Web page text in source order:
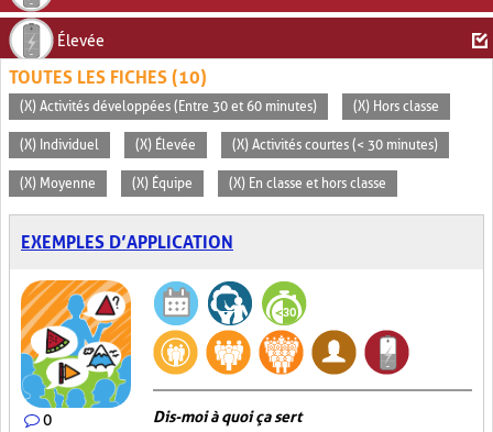
Élevée
TOUTES LES FICHES (10)
(X) Activités développées (Entre 30 et 60 minutes) (X) Hors classe
(X) Individuel (X) Élevée (X) Activités courtes (< 30 minutes)
(X) Moyenne (X) Équipe (X) En classe et hors classe
EXEMPLES D’APPLICATION
0 Dis-moi à quoi ça sert